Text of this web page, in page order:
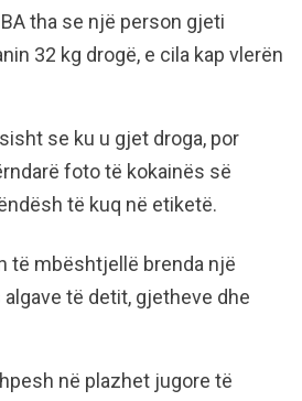
tha se një person gjeti
32 kg drogë, e cila kap vlerën
se ku u gjet droga, por
foto të kokainës së
të kuq në etiketë.
të mbështjellë brenda një
të detit, gjetheve dhe
në plazhet jugore të